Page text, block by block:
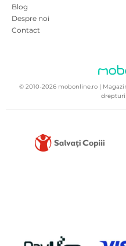
Blog
Despre noi
Contact
© 2010-2026 mobonline.ro |